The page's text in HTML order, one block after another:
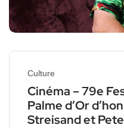
Culture
Cinéma – 79e
Palme d’Or
Streisand et